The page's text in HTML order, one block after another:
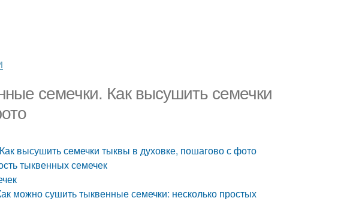
семечки. Как высушить семечки
высушить семечки тыквы в духовке, пошагово с фото
тыквенных семечек
можно сушить тыквенные семечки: несколько простых